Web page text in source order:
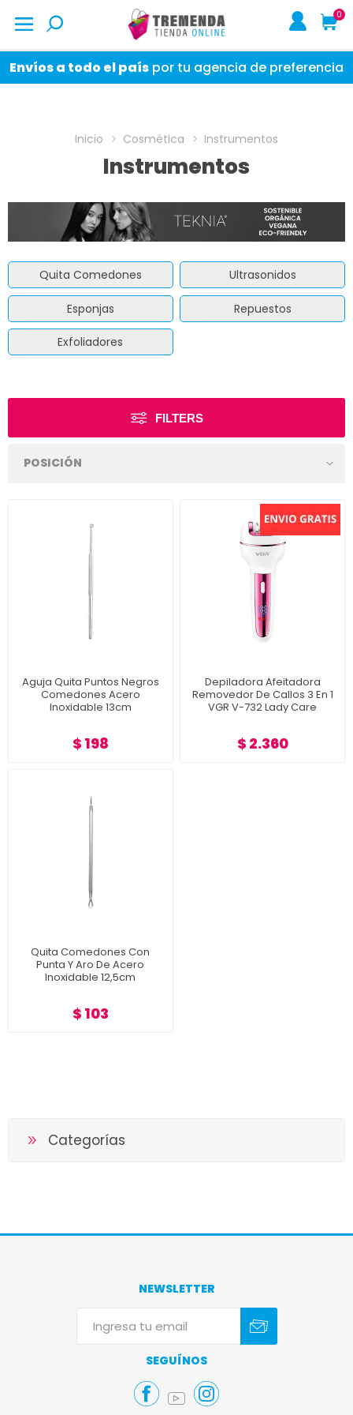
0
Envíos a todo el país por tu agencia de preferencia
Inicio Cosmética Instrumentos
Instrumentos
Quita Comedones Ultrasonidos
Esponjas Repuestos
Exfoliadores
FILTERS
Aguja Quita Puntos Negros
Comedones Acero
Inoxidable 13cm
$ 198
Depiladora Afeitadora
Removedor De Callos 3 En 1
VGR V-732 Lady Care
$ 2.360
Quita Comedones Con
Punta Y Aro De Acero
Inoxidable 12,5cm
$ 103
Categorías
NEWSLETTER
SEGUÍNOS